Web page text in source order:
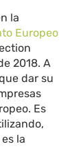
la
Europeo
2018. A
dar su
Es
la